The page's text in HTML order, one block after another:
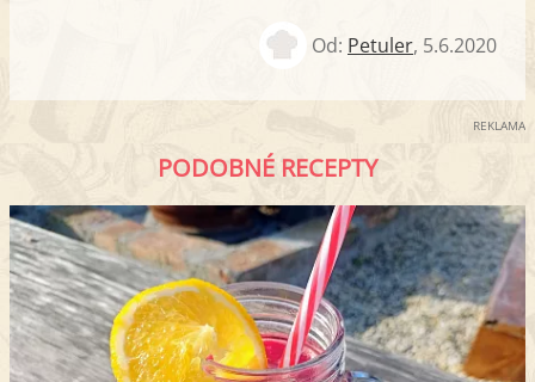
Od: Petuler, 5.6.2020
REKLAMA
PODOBNÉ RECEPTY